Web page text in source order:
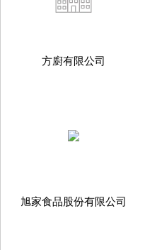
方廚有限公司
旭家食品股份有限公司